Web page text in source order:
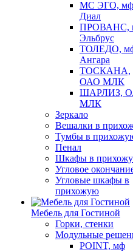
МС ЭГО, мф
Диал
ПРОВАНС,
Эльбрус
ТОЛЕДО,
Ангара
ТОСКАНА,
ОАО МЛК
ШАРЛИЗ,
МЛК
Зеркало
Вешалки в
Тумбы в
Пенал
Шкафы в
Угловое
Угловые шкафы в
прихожую
Мебель для Гостиной
Горки, стенки
Модульные
POINT, мф